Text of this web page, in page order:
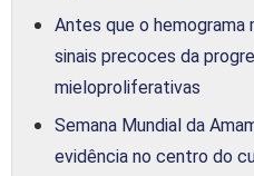
Antes que o hemograma
sinais precoces da
mieloproliferativas
Semana Mundial da
evidência no centro do